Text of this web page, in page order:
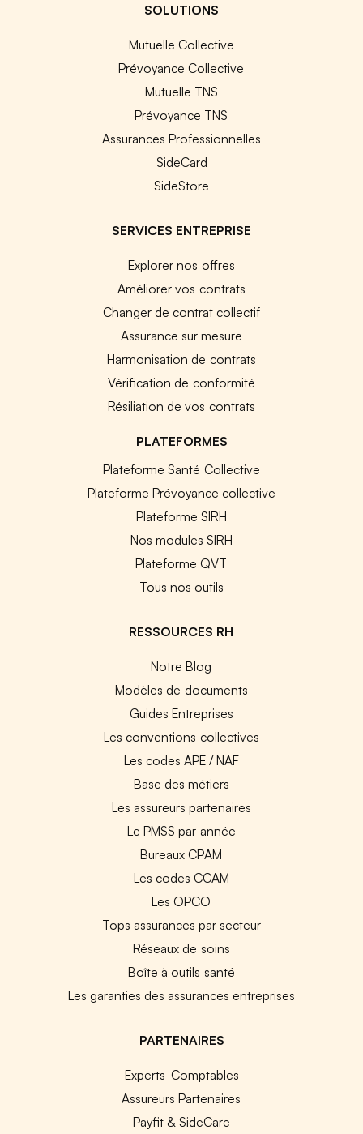
SOLUTIONS
Mutuelle Collective
Prévoyance Collective
Mutuelle TNS
Prévoyance TNS
Assurances Professionnelles
SideCard
SideStore
SERVICES ENTREPRISE
Explorer nos offres
Améliorer vos contrats
Changer de contrat collectif
Assurance sur mesure
Harmonisation de contrats
Vérification de conformité
Résiliation de vos contrats
PLATEFORMES
Plateforme Santé Collective
Plateforme Prévoyance collective
Plateforme SIRH
Nos modules SIRH
Plateforme QVT
Tous nos outils
RESSOURCES RH
Notre Blog
Modèles de documents
Guides Entreprises
Les conventions collectives
Les codes APE / NAF
Base des métiers
Les assureurs partenaires
Le PMSS par année
Bureaux CPAM
Les codes CCAM
Les OPCO
Tops assurances par secteur
Réseaux de soins
Boîte à outils santé
Les garanties des assurances entreprises
PARTENAIRES
Experts-Comptables
Assureurs Partenaires
Payfit & SideCare